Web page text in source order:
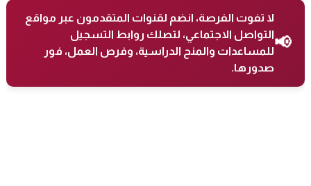
📢
لا تفوت الفرصة، انضم لقنوات المتقدمون عبر مواقع
التواصل الاجتماعي، لتصلك روابط التسجيل
للمساعدات والمنح الدراسية، وفرص العمل، فور
صدورها.